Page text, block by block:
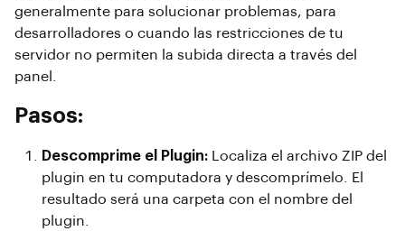
generalmente para solucionar problemas, para
desarrolladores o cuando las restricciones de tu
servidor no permiten la subida directa a través del
panel.
Pasos:
Descomprime el Plugin: Localiza el archivo ZIP del
plugin en tu computadora y descomprímelo. El
resultado será una carpeta con el nombre del
plugin.